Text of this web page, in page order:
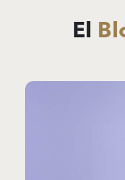
El